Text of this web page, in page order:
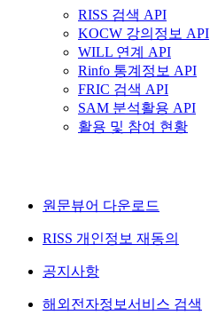
RISS 검색 API
KOCW 강의정보 API
WILL 연계 API
Rinfo 통계정보 API
FRIC 검색 API
SAM 분석활용 API
활용 및 참여 현황
원문뷰어 다운로드
RISS 개인정보 재동의
공지사항
해외전자정보서비스 검색